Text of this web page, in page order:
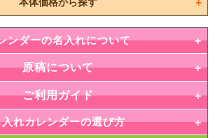
本体価格から探す
ンダーの名入れについて
原稿について
ご利用ガイド
入れカレンダーの選び方